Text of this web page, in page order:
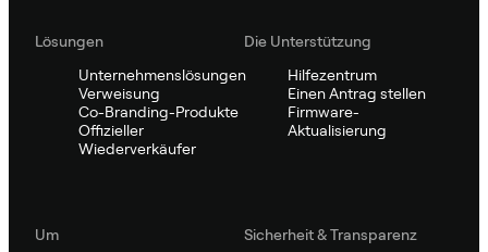
Lösungen
Unternehmenslösungen
Verweisung
Co-Branding-Produkte
Offizieller
Wiederverkäufer
Die Unterstützung
Hilfezentrum
Einen Antrag stellen
Firmware-
Aktualisierung
Um
Sicherheit & Transparenz